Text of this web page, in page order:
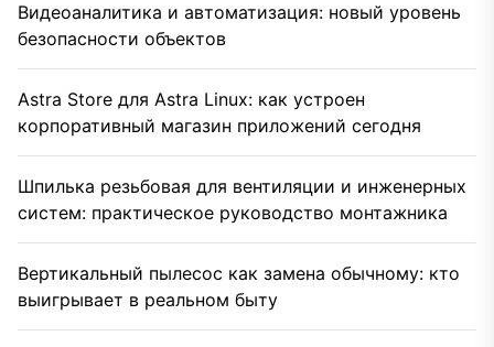
Видеоаналитика и автоматизация: новый уровень
безопасности объектов
Astra Store для Astra Linux: как устроен
корпоративный магазин приложений сегодня
Шпилька резьбовая для вентиляции и инженерных
систем: практическое руководство монтажника
Вертикальный пылесос как замена обычному: кто
выигрывает в реальном быту